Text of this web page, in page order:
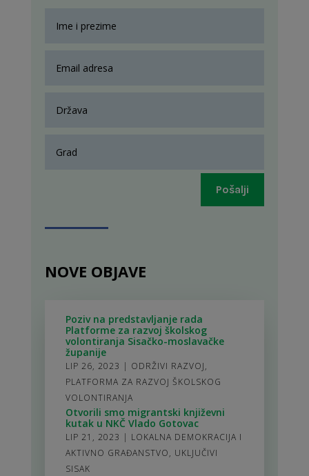
Pošalji
NOVE OBJAVE
Poziv na predstavljanje rada
Platforme za razvoj školskog
volontiranja Sisačko-moslavačke
županije
LIP 26, 2023 | ODRŽIVI RAZVOJ,
PLATFORMA ZA RAZVOJ ŠKOLSKOG
VOLONTIRANJA
Otvorili smo migrantski književni
kutak u NKČ Vlado Gotovac
LIP 21, 2023 | LOKALNA DEMOKRACIJA I
AKTIVNO GRAĐANSTVO, UKLJUČIVI
SISAK